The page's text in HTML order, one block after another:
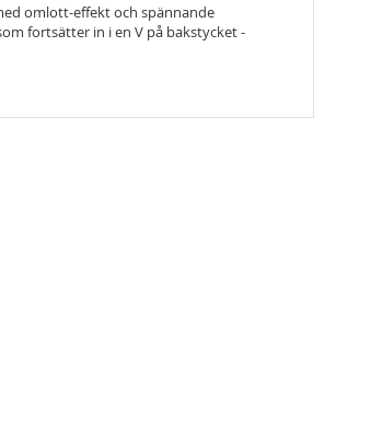
omlott-effekt och spännande
fortsätter in i en V på bakstycket -